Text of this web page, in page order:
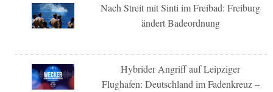
Nach Streit mit Sinti im Freibad: Freiburg
ändert Badeordnung
Hybrider Angriff auf Leipziger
Flughafen: Deutschland im Fadenkreuz –